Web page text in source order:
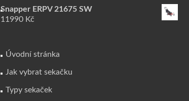
Snapper ERPV 21675 SW
11990 Kč
Úvodní stránka
Jak vybrat sekačku
Typy sekaček